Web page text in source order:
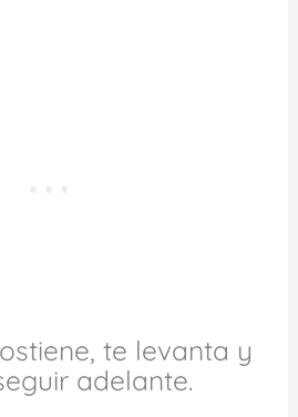
te levanta y
adelante.